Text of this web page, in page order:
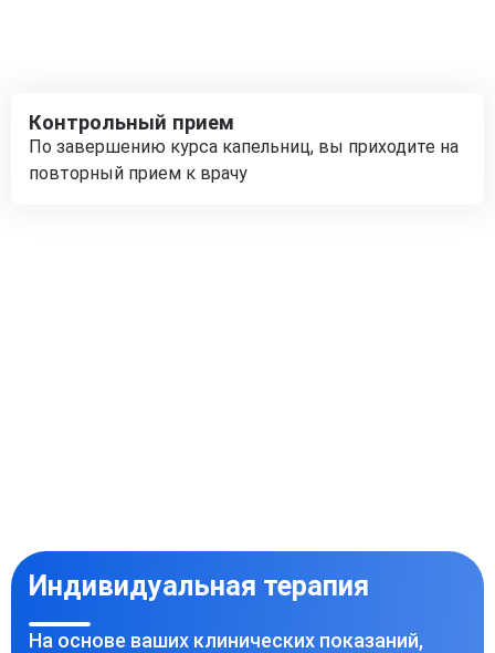
Контрольный прием
По завершению курса капельниц, вы приходите на
повторный прием к врачу
Индивидуальная терапия
На основе ваших клинических показаний,